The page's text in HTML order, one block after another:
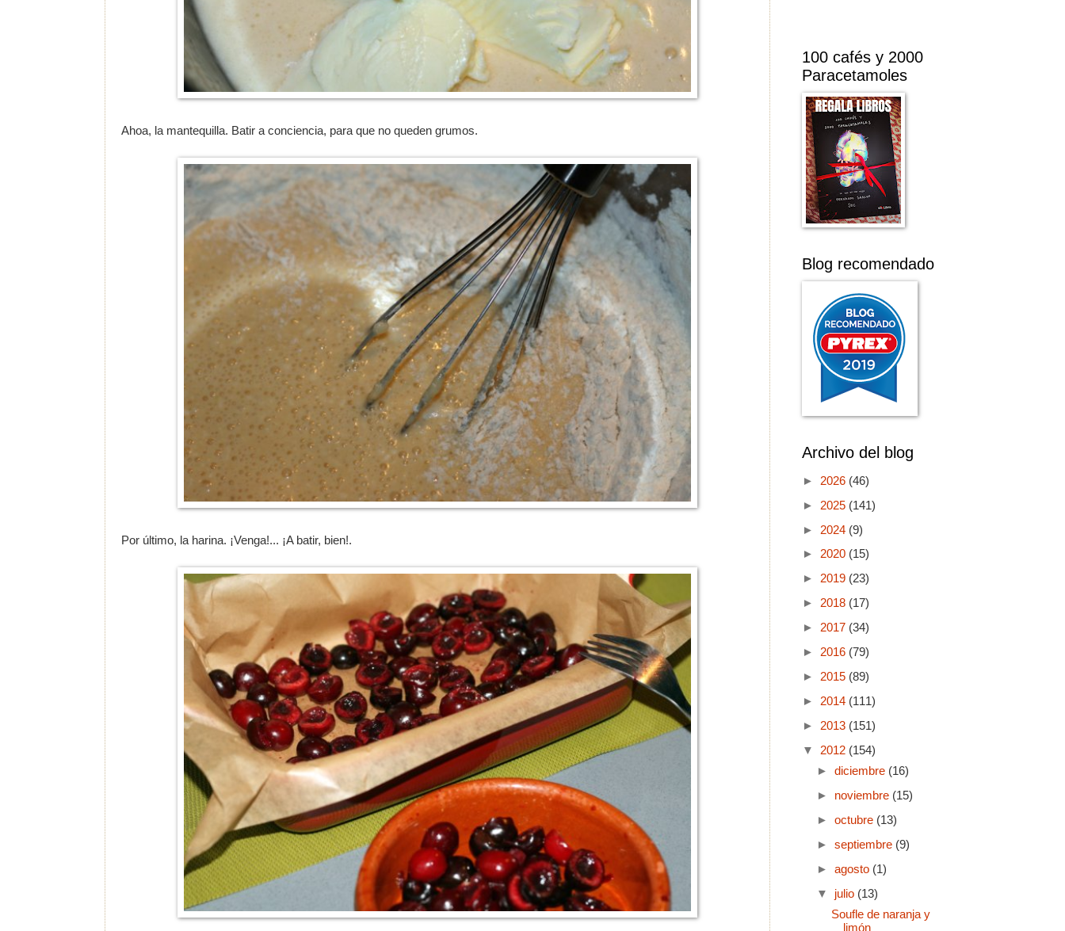
Ahoa, la mantequilla. Batir a conciencia, para que no queden grumos.
Por último, la harina. ¡Venga!... ¡A batir, bien!.
100 cafés y 2000
Paracetamoles
Blog recomendado
Archivo del blog
► 2026 (46)
► 2025 (141)
► 2024 (9)
► 2020 (15)
► 2019 (23)
► 2018 (17)
► 2017 (34)
► 2016 (79)
► 2015 (89)
► 2014 (111)
► 2013 (151)
▼ 2012 (154)
► diciembre (16)
► noviembre (15)
► octubre (13)
► septiembre (9)
► agosto (1)
▼ julio (13)
Soufle de naranja y
limón